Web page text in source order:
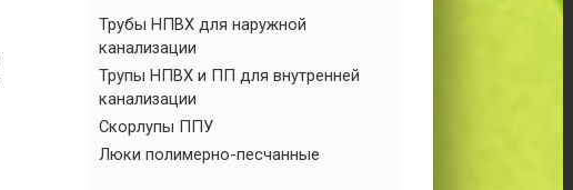
Трубы НПВХ для наружной
канализации
Трупы НПВХ и ПП для внутренней
канализации
Скорлупы ППУ
Люки полимерно-песчанные